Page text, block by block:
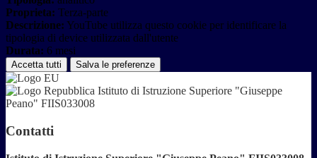
Proprieta: Terza-parte
Descrizione: YouTube utilizza questo cookie per identificare la
tipologia di device utilizzata dall'utente
Durata: 6 mesi
Accetta tutti Salva le preferenze
Istituto di Istruzione Superiore "Giuseppe
Peano" FIIS033008
Contatti